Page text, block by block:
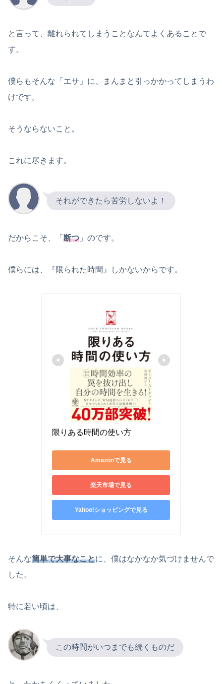
と言って、離れられてしまうことなんてよくあることで
す。
僕らもそんな「エサ」に、まんまと引っかかってしまうわ
けです。
そうならないこと。
これに尽きます。
それができたら苦労しないよ！
だからこそ、「 断つ 」のです。
僕らには、『限られた時間』しかないからです。
限りある時間の使い方
Amazonで見る
楽天市場で見る
Yahoo!ショッピングで見る
そんな簡単で大事なことに、僕はなかなか気づけませんで
した。
特に若い頃は、
この時間がいつまでも続くものだ